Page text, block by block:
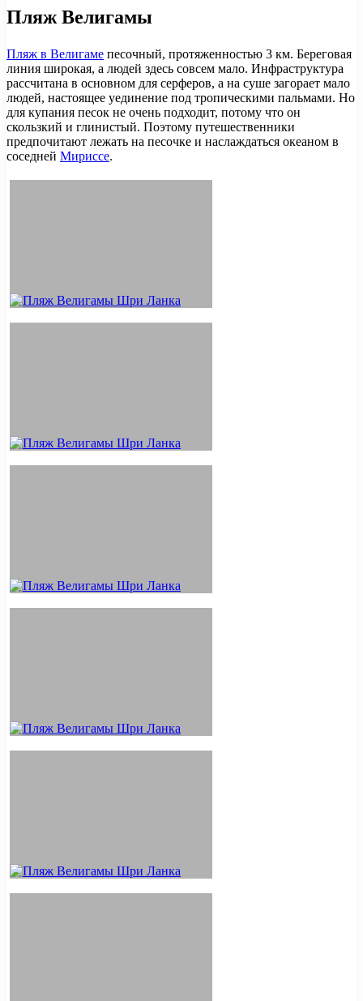
Пляж Велигамы
Пляж в Велигаме песочный, протяженностью 3 км. Береговая
линия широкая, а людей здесь совсем мало. Инфраструктура
рассчитана в основном для серферов, а на суше загорает мало
людей, настоящее уединение под тропическими пальмами. Но
для купания песок не очень подходит, потому что он
скользкий и глинистый. Поэтому путешественники
предпочитают лежать на песочке и наслаждаться океаном в
соседней Мириссе.